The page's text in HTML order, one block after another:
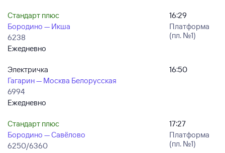
Стандарт плюс
Бородино — Икша
6238
Ежедневно
16:29
Платформа
(пл. №1)
Электричка
Гагарин — Москва Белорусская
6994
Ежедневно
16:50
Стандарт плюс
Бородино — Савёлово
6250/6360
17:27
Платформа
(пл. №1)